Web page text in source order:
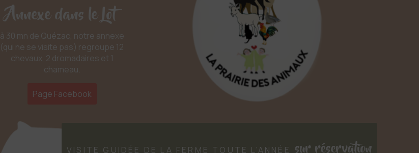
Annexe dans le Lot
à 30 mn de Quézac, notre annexe
(qui ne se visite pas) regroupe 12
chevaux, 2 dromadaires et 1
chameau.
Page Facebook
VISITE GUIDÉE DE LA FERME TOUTE L'ANNÉE